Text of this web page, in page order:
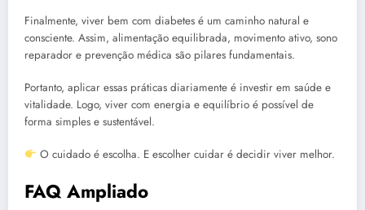
Finalmente, viver bem com diabetes é um caminho natural e
consciente. Assim, alimentação equilibrada, movimento ativo, sono
reparador e prevenção médica são pilares fundamentais.
Portanto, aplicar essas práticas diariamente é investir em saúde e
vitalidade. Logo, viver com energia e equilíbrio é possível de
forma simples e sustentável.
O cuidado é escolha. E escolher cuidar é decidir viver melhor.
FAQ Ampliado